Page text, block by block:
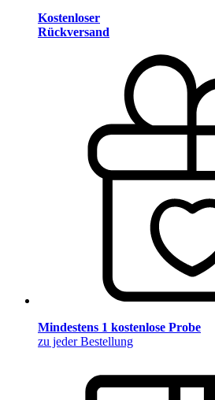
Kostenloser
Rückversand
Mindestens 1 kostenlose Probe
zu jeder Bestellung